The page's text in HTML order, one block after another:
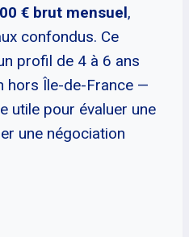
€ brut mensuel,
confondus. Ce
profil de 4 à 6 ans
hors Île-de-France —
utile pour évaluer une
une négociation